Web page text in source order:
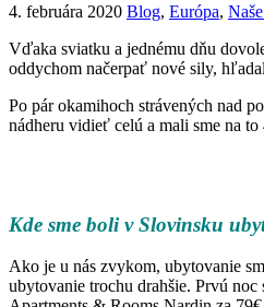
4. februára 2020 Blog, Európa,
Vďaka sviatku a jednému dňu
oddychom načerpať nové sily,
Po pár okamihoch strávených nad
nádheru vidieť celú a mali sme na
Kde sme boli v Slovinsku
Ako je u nás zvykom, ubytovanie
ubytovanie trochu drahšie. Prvú